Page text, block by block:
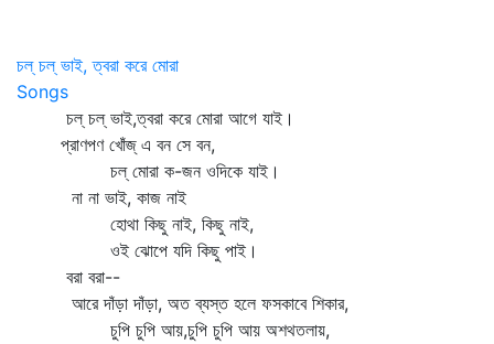
চল্‌ চল্‌ ভাই, ত্বরা করে মোরা
Songs
চল্‌ চল্‌ ভাই,ত্বরা করে মোরা আগে যাই।
প্রাণপণ খোঁজ্‌ এ বন সে বন,
চল্‌ মোরা ক-জন ওদিকে যাই।
না না ভাই, কাজ নাই
হোথা কিছু নাই, কিছু নাই,
ওই ঝোপে যদি কিছু পাই।
বরা বরা--
আরে দাঁড়া দাঁড়া, অত ব্যস্ত হলে ফসকাবে শিকার,
চুপি চুপি আয়,চুপি চুপি আয় অশথতলায়,